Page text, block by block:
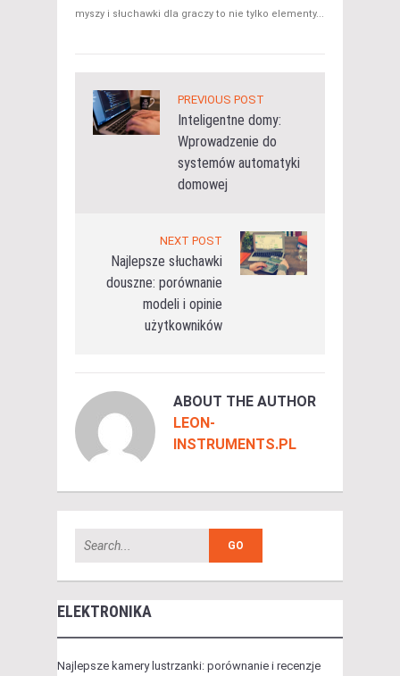
myszy i słuchawki dla graczy to nie tylko elementy...
PREVIOUS POST
Inteligentne domy:
Wprowadzenie do
systemów automatyki
domowej
NEXT POST
Najlepsze słuchawki
douszne: porównanie
modeli i opinie
użytkowników
ABOUT THE AUTHOR
LEON-
INSTRUMENTS.PL
ELEKTRONIKA
Najlepsze kamery lustrzanki: porównanie i recenzje